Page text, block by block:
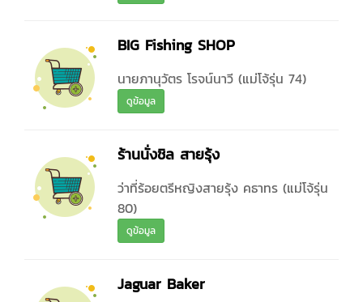
BIG Fishing SHOP
นายภานุวัตร โรจน์นาวี (แม่โจ้รุ่น 74)
ดูข้อมูล
ร้านนั่งชิล สายรุ้ง
ว่าที่ร้อยตรีหญิงสายรุ้ง คธาทร (แม่โจ้รุ่น
80)
ดูข้อมูล
Jaguar Baker